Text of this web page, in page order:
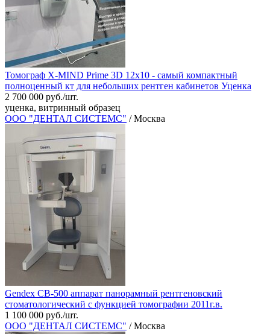
Томограф X-MIND Prime 3D 12x10 - самый компактный
полноценный кт для небольших рентген кабинетов Уценка
2 700 000 руб./шт.
уценка, витринный образец
ООО "ДЕНТАЛ СИСТЕМС" / Москва
Gendex CB-500 аппарат панорамный рентгеновский
стоматологический с функцией томографии 2011г.в.
1 100 000 руб./шт.
ООО "ДЕНТАЛ СИСТЕМС" / Москва